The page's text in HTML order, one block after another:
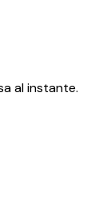
al instante.